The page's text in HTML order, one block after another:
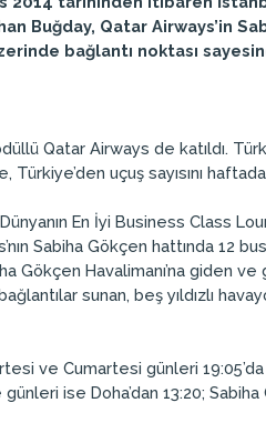
Buğday, Qatar Airways’in
bağlantı noktası
Qatar Airways de katıldı.
uçuş sayısını haftada
En İyi Business Class
Sabiha Gökçen hattında 12
Havalimanı’na giden
sunan, beş yıldızlı
ve Cumartesi günleri 19:05’da
ise Doha’dan 13:20;